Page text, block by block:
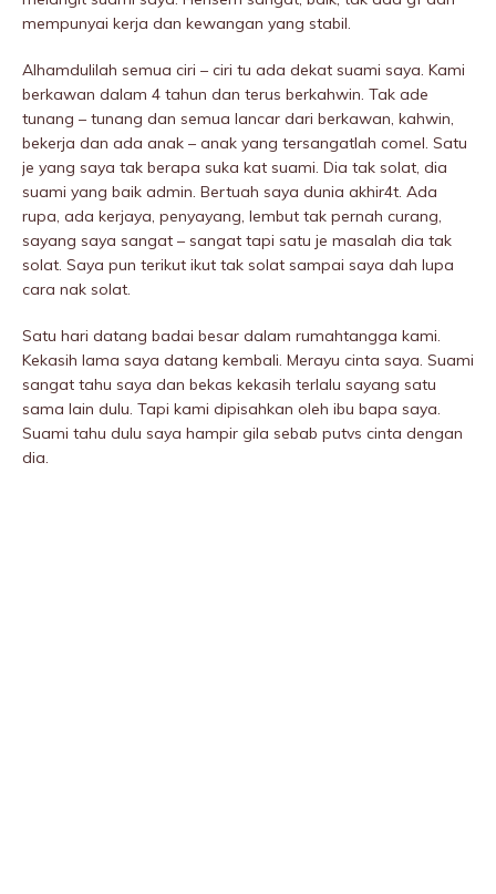
mempunyai kerja dan kewangan yang stabil.
Alhamdulilah semua ciri – ciri tu ada dekat suami saya. Kami
berkawan dalam 4 tahun dan terus berkahwin. Tak ade
tunang – tunang dan semua lancar dari berkawan, kahwin,
bekerja dan ada anak – anak yang tersangatlah comel. Satu
je yang saya tak berapa suka kat suami. Dia tak solat, dia
suami yang baik admin. Bertuah saya dunia akhir4t. Ada
rupa, ada kerjaya, penyayang, lembut tak pernah curang,
sayang saya sangat – sangat tapi satu je masalah dia tak
solat. Saya pun terikut ikut tak solat sampai saya dah lupa
cara nak solat.
Satu hari datang badai besar dalam rumahtangga kami.
Kekasih lama saya datang kembali. Merayu cinta saya. Suami
sangat tahu saya dan bekas kekasih terlalu sayang satu
sama lain dulu. Tapi kami dipisahkan oleh ibu bapa saya.
Suami tahu dulu saya hampir giIa sebab putvs cinta dengan
dia.